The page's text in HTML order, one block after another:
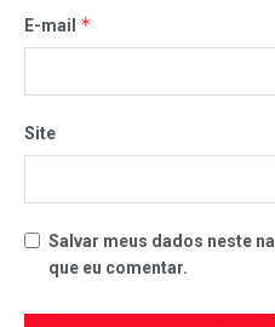
E-mail *
Site
Salvar meus dados neste
que eu comentar.